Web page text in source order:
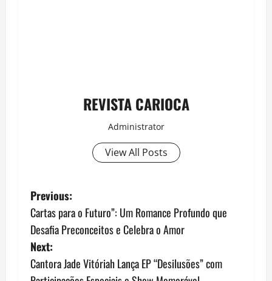
REVISTA CARIOCA
Administrator
View All Posts
P
o
s
t
Previous:
Cartas para o Futuro”: Um Romance Profundo que
Desafia Preconceitos e Celebra o Amor
Next:
Cantora Jade Vitóriah Lança EP “Desilusões” com